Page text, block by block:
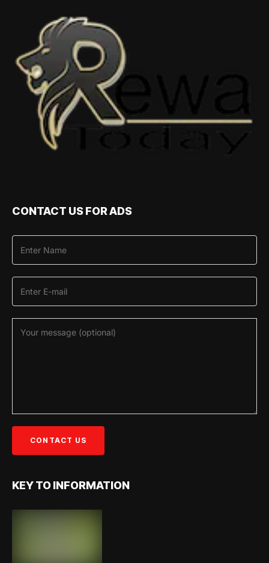
CONTACT US FOR ADS
KEY TO INFORMATION